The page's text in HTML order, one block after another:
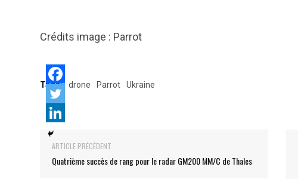
Crédits image : Parrot
Tags: drone Parrot Ukraine
ARTICLE PRÉCÉDENT
Quatrième succès de rang pour le radar GM200 MM/C de Thales